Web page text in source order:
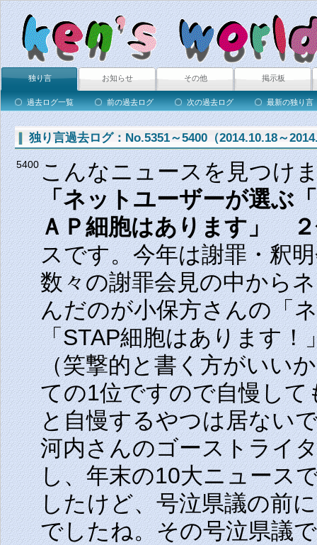
独り言 お知らせ その他 掲示板
過去ログ一覧 前の過去ログ 次の過去ログ 最新の独り言
独り言過去ログ：No.5351～5400（2014.10.18～
5400こんなニュースを見つけ
「ネットユーザーが選ぶ
ＡＰ細胞はあります」 ２
スです。今年は謝罪・釈
数々の謝罪会見の中から
んだのが小保方さんの「
「STAP細胞はあります
（笑撃的と書く方がいい
ての1位ですので自慢し
と自慢するやつは居ない
河内さんのゴーストライ
し、年末の10大ニュース
したけど、号泣県議の前
でしたね。その号泣県議